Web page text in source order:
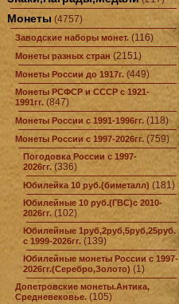
Монеты (4757)
Заводские наборы монет. (116)
Монеты разных стран (2151)
Монеты России до 1917г. (449)
Монеты РСФСР и СССР с 1921-
1991гг. (847)
Монеты России с 1991-1996гг. (118)
Монеты России с 1997-2026гг. (759)
Погодовка России с 1997-
2026гг. (336)
Юбилейка 10 руб.(биметалл) (181)
Юбилейные 10 руб.(ГВС)с 2010-
2026гг. (102)
Юбилейные 1руб,2руб,5руб,25руб.
с 1999-2026гг. (139)
Юбилейные монеты России с 1997-
2026гг.(Серебро,Золото) (1)
Допетровские монеты.Антика,
Средневековье. (105)